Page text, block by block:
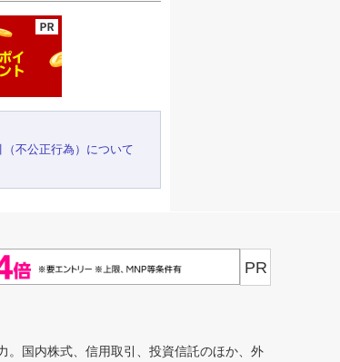
（不公正行為）について
PR
。国内株式、信用取引、投資信託のほか、外